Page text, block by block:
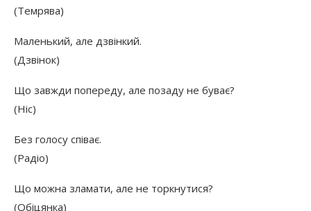
(Темрява)
Маленький, але дзвінкий.
(Дзвінок)
Що завжди попереду, але позаду не буває?
(Ніс)
Без голосу співає.
(Радіо)
Що можна зламати, але не торкнутися?
(Обіцянка)